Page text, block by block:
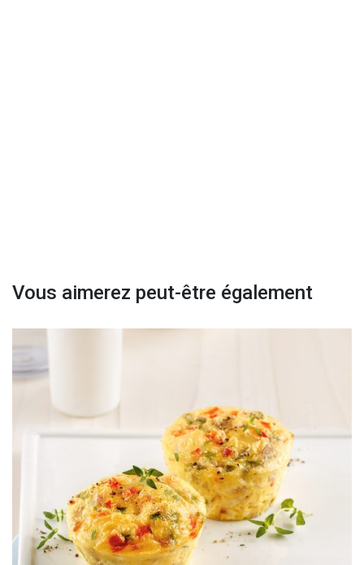
Vous aimerez peut-être également